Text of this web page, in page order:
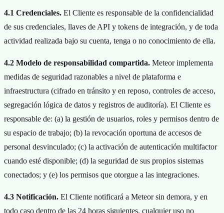
4.1 Credenciales. El Cliente es responsable de la confidencialidad
de sus credenciales, llaves de API y tokens de integración, y de toda
actividad realizada bajo su cuenta, tenga o no conocimiento de ella.
4.2 Modelo de responsabilidad compartida. Meteor implementa
medidas de seguridad razonables a nivel de plataforma e
infraestructura (cifrado en tránsito y en reposo, controles de acceso,
segregación lógica de datos y registros de auditoría). El Cliente es
responsable de: (a) la gestión de usuarios, roles y permisos dentro de
su espacio de trabajo; (b) la revocación oportuna de accesos de
personal desvinculado; (c) la activación de autenticación multifactor
cuando esté disponible; (d) la seguridad de sus propios sistemas
conectados; y (e) los permisos que otorgue a las integraciones.
4.3 Notificación. El Cliente notificará a Meteor sin demora, y en
todo caso dentro de las 24 horas siguientes, cualquier uso no